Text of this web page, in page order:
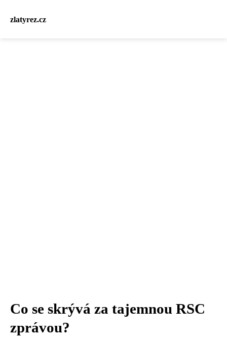
zlatyrez.cz
Co se skrývá za tajemnou RSC
zprávou?